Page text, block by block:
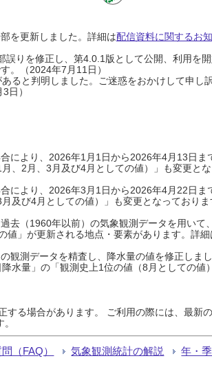
を更新しました。詳細は配信資料に関するお
りを修正し、第4.0.1版として公開、利用を
。（2024年7月11日）
ると判明しました。ご迷惑をおかけして申し
日）
により、2026年1月1日から2026年4月13日ま
、2月、3月及び4月としての値）」も変更と
により、2026年3月1日から2026年4月22日ま
及び4月としての値）」も変更となっており
去（1960年以前）の気象観測データを用いて
」が更新される地点・要素があります。詳細
観測データを精査し、降水量の値を修正しま
水量」の「観測史上1位の値（8月としての
る場合があります。 ご利用の際には、最新
（FAQ） 気象観測統計の解説 年・